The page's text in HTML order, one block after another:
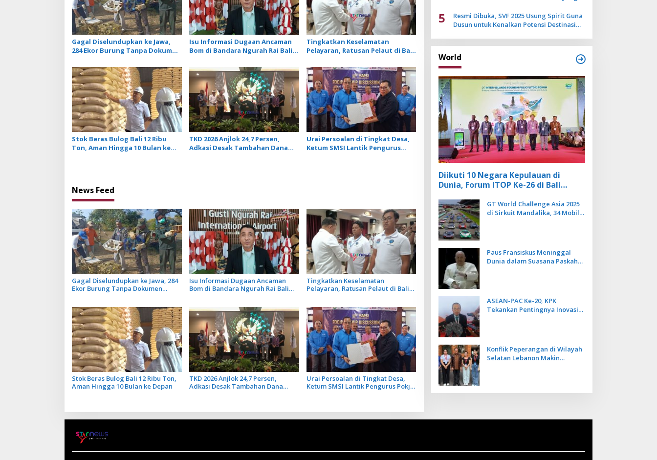
Gagal Diselundupkan ke Jawa,
284 Ekor Burung Tanpa Dokumen
Penyakit
Isu Informasi Dugaan Ancaman
Bom di Bandara Ngurah Rai Bali
Penerbangan Lancar
Tingkatkan Keselamatan
Pelayaran, Ratusan Pelaut di Bali
Stok Beras Bulog Bali 12 Ribu
Ton, Aman Hingga 10 Bulan ke
TKD 2026 Anjlok 24,7 Persen,
Adkasi Desak Tambahan Dana
Urai Persoalan di Tingkat Desa,
Ketum SMSI Lantik Pengurus
News Feed
Gagal Diselundupkan ke Jawa, 284
Ekor Burung Tanpa Dokumen
Isu Informasi Dugaan Ancaman
Bom di Bandara Ngurah Rai Bali
Tingkatkan Keselamatan
Pelayaran, Ratusan Pelaut di Bali
Stok Beras Bulog Bali 12 Ribu Ton,
Aman Hingga 10 Bulan ke Depan
TKD 2026 Anjlok 24,7 Persen,
Adkasi Desak Tambahan Dana
Urai Persoalan di Tingkat Desa,
Ketum SMSI Lantik Pengurus Pokja
5
Resmi Dibuka, SVF 2025 Usung Spirit Guna
Dusun untuk Kenalkan Potensi Destinasi
World
Diikuti 10 Negara Kepulauan di
Dunia, Forum ITOP Ke-26 di Bali
Berbasis Alam dan Budaya
GT World Challenge Asia 2025
di Sirkuit Mandalika, 34 Mobil
Paus Fransiskus Meninggal
Dunia dalam Suasana Paskah
ASEAN-PAC Ke-20, KPK
Tekankan Pentingnya Inovasi
Konflik Peperangan di Wilayah
Selatan Lebanon Makin